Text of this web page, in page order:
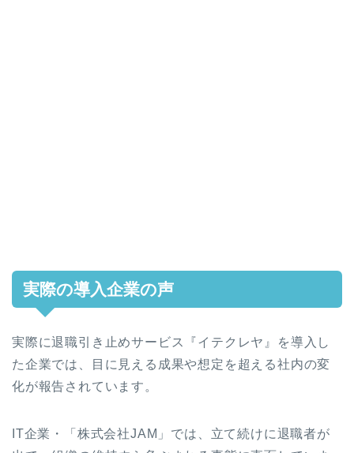
実際の導入企業の声
実際に退職引き止めサービス『イテクレヤ』を導入し
た企業では、目に見える成果や想定を超える社内の変
化が報告されています。
IT企業・「株式会社JAM」では、立て続けに退職者が